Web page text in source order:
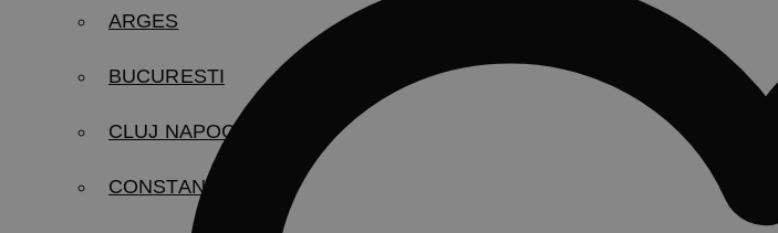
ARGES
BUCURESTI
CLUJ NAPOCA
CONSTANTA